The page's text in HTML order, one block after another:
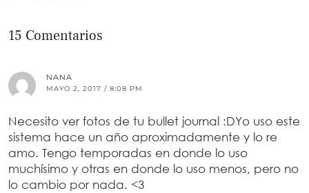
15 Comentarios
NANA
MAYO 2, 2017 / 8:08 PM
Necesito ver fotos de tu bullet journal :DYo uso este
sistema hace un año aproximadamente y lo re
amo. Tengo temporadas en donde lo uso
muchísimo y otras en donde lo uso menos, pero no
lo cambio por nada. <3